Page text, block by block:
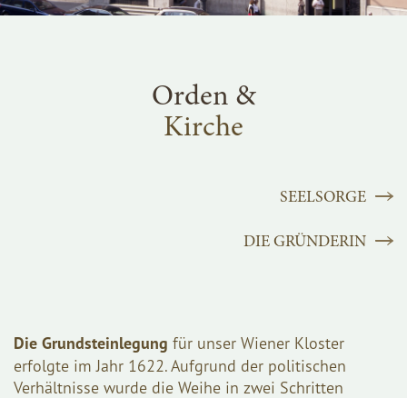
Orden &
Kirche
SEELSORGE
DIE GRÜNDERIN
Die Grundsteinlegung für unser Wiener Kloster
erfolgte im Jahr 1622. Aufgrund der politischen
Verhältnisse wurde die Weihe in zwei Schritten